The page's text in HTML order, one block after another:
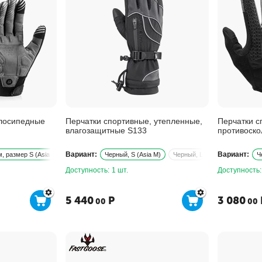
размер S (Asia M) Черный, XL (Asia XXL) Черный, XS (asia S) Черный/
Перчатки спортивные, утепленные,
влагозащитные S133
Вариант: Черный, S (Asia M) Черный, L (Asia XL)
Доступность: 1 шт.
5 44000 Р
Перчатки
Вариант:
Доступность:
3 080 00